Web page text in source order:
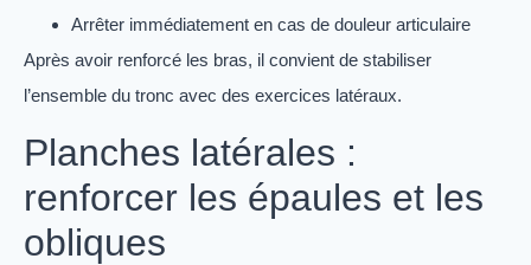
Arrêter immédiatement en cas de douleur articulaire
Après avoir renforcé les bras, il convient de stabiliser
l’ensemble du tronc avec des exercices latéraux.
Planches latérales :
renforcer les épaules et les
obliques